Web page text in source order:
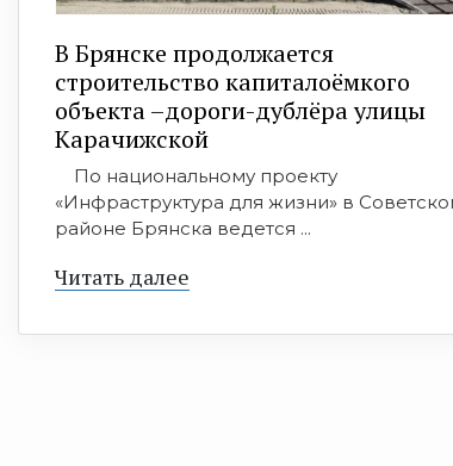
В Брянске продолжается
строительство капиталоёмкого
объекта –дороги-дублёра улицы
Карачижской
По национальному проекту
«Инфраструктура для жизни» в
районе Брянска ведется ...
Читать далее